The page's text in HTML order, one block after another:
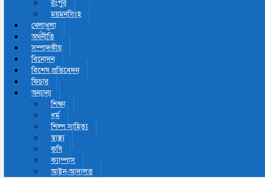
রংপুর
ময়মনসিংহ
খেলাধূলা
অর্থনীতি
সম্পাদকীয়
বিনোদন
বিশেষ প্রতিবেদন
ফিচার
অন্যান্য
শিক্ষা
ধর্ম
শিল্প সাহিত্য
স্বাস্থ্য
কৃষি
ক্যাম্পাস
আইন-আদালত